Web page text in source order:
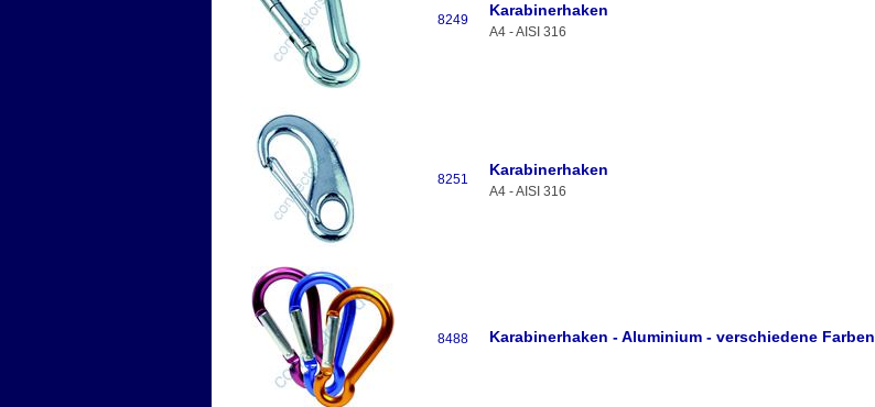
8249
Karabinerhaken
A4 - AISI 316
8251
Karabinerhaken
A4 - AISI 316
8488 Karabinerhaken - Aluminium - verschiedene Farben